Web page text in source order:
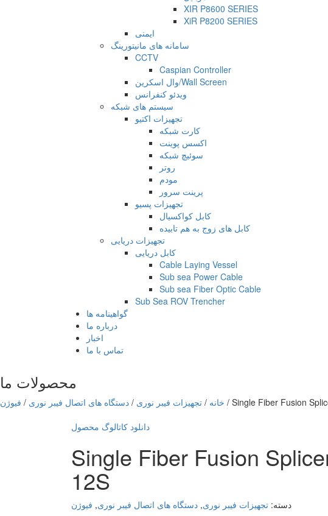
XIR P8600 SERIES
XiR P8200 SERIES
ایمنی
سامانه های مانیتورینگ
CCTV
Caspian Controller
وال اسکرین/Wall Screen
ویدئو کنفرانس
سیستم های شبکه
تجهیزات اکتیو
کارت شبکه
اکسس پوینت
سوئیچ شبکه
روتر
مودم
پرینت سرور
تجهیزات پسیو
کابل کواکسیال
کابل های زوج به هم تابیده
تجهیزات دریایی
کابل دریایی
Cable Laying Vessel
Sub sea Power Cable
Sub sea Fiber Optic Cable
Sub Sea ROV Trencher
گواهینامه ها
درباره ما
اخبار
تماس با ما
محصولات ما
خانه / تجهیزات فیبر نوری / دستگاه های اتصال فیبر نوری / فیوژن / Single Fiber Fusion
دانلود کاتالوگ محصول
Single Fiber Fusion
12S
دسته: تجهیزات فیبر نوری, دستگاه های اتصال فیبر نوری, فیوژن